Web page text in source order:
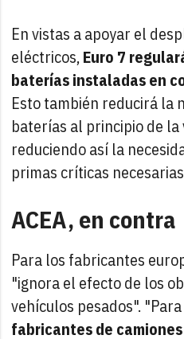
En vistas a apoyar el
eléctricos,Euro 7
baterías instaladas en
Esto también reducirá la
baterías al principio de
reduciendo así la
primas críticas
ACEA, en contra
Para los fabricantes
"ignora el efecto de los
vehículos pesados".
fabricantes de